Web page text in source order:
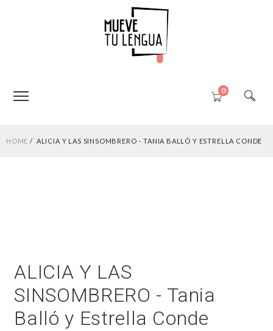
0
HOME ALICIA Y LAS SINSOMBRERO - TANIA BALLÓ Y ESTRELLA CONDE
ALICIA Y LAS
SINSOMBRERO - Tania
Balló y Estrella Conde